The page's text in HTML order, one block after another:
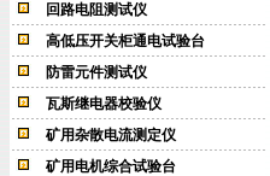
回路电阻测试仪
高低压开关柜通电试验台
防雷元件测试仪
瓦斯继电器校验仪
矿用杂散电流测定仪
矿用电机综合试验台